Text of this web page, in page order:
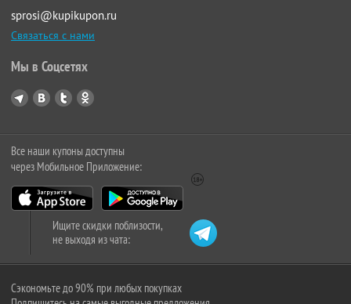
sprosi@kupikupon.ru
Связаться с нами
Мы в Соцсетях
Все наши купоны доступны
через Мобильное Приложение:
Ищите скидки поблизости,
не выходя из чата:
Сэкономьте до 90% при любых покупках